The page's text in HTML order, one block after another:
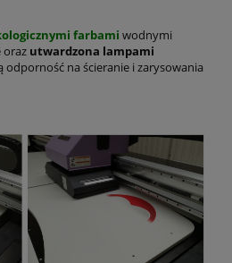
farbami wodnymi
oraz utwardzona lampami
na ścieranie i zarysowania